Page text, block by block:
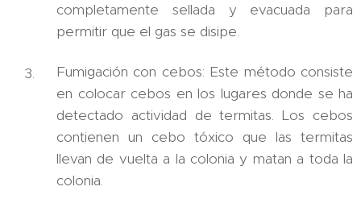
completamente sellada y evacuada para
permitir que el gas se disipe.
Fumigación con cebos: Este método consiste
en colocar cebos en los lugares donde se ha
detectado actividad de termitas. Los cebos
contienen un cebo tóxico que las termitas
llevan de vuelta a la colonia y matan a toda la
colonia.